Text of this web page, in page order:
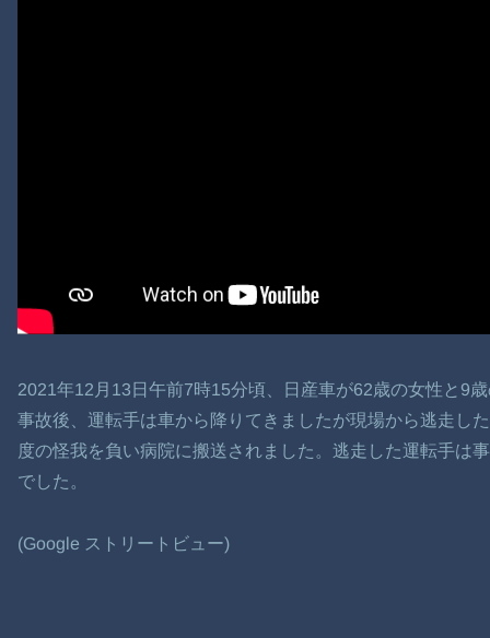
2021年12月13日午前7時15分頃、日産車が62歳の女性と9
事故後、運転手は車から降りてきましたが現場から逃走し
度の怪我を負い病院に搬送されました。逃走した運転手は
でした。
(Google ストリートビュー)